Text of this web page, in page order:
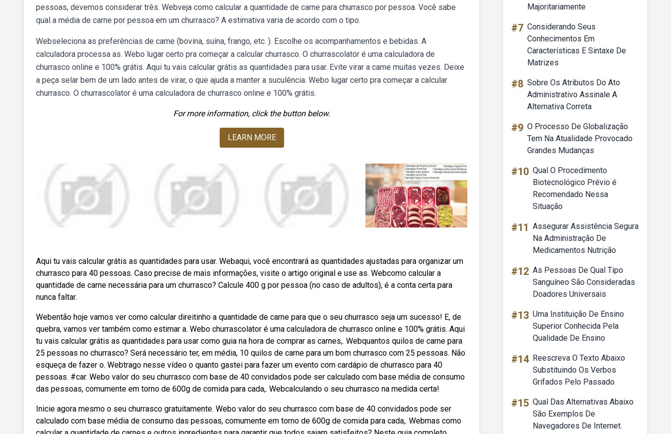
pessoas, devemos considerar três. Webveja como calcular a quantidade de carne para churrasco por pessoa. Você sabe
qual a média de carne por pessoa em um churrasco? A estimativa varia de acordo com o tipo.
Webseleciona as preferências de carne (bovina, suína, frango, etc. ). Escolhe os acompanhamentos e bebidas. A
calculadora processa as. Webo lugar certo pra começar a calcular churrasco. O churrascolator é uma calculadora de
churrasco online e 100% grátis. Aqui tu vais calcular grátis as quantidades para usar. Evite virar a carne muitas vezes. Deixe
a peça selar bem de um lado antes de virar, o que ajuda a manter a suculência. Webo lugar certo pra começar a calcular
churrasco. O churrascolator é uma calculadora de churrasco online e 100% grátis.
For more information, click the button below.
LEARN MORE
Aqui tu vais calcular grátis as quantidades para usar. Webaqui, você encontrará as quantidades ajustadas para organizar um
churrasco para 40 pessoas. Caso precise de mais informações, visite o artigo original e use as. Webcomo calcular a
quantidade de carne necessária para um churrasco? Calcule 400 g por pessoa (no caso de adultos), é a conta certa para
nunca faltar.
Webentão hoje vamos ver como calcular direitinho a quantidade de carne para que o seu churrasco seja um sucesso! E, de
quebra, vamos ver também como estimar a. Webo churrascolator é uma calculadora de churrasco online e 100% grátis. Aqui
tu vais calcular grátis as quantidades para usar como guia na hora de comprar as carnes,. Webquantos quilos de carne para
25 pessoas no churrasco? Será necessário ter, em média, 10 quilos de carne para um bom churrasco com 25 pessoas. Não
esqueça de fazer o. Webtrago nesse vídeo o quanto gastei para fazer um evento com cardápio de churrasco para 40
pessoas. #car. Webo valor do seu churrasco com base de 40 convidados pode ser calculado com base média de consumo
das pessoas, comumente em torno de 600g de comida para cada,. Webcalculando o seu churrasco na medida certa!
Inicie agora mesmo o seu churrasco gratuitamente. Webo valor do seu churrasco com base de 40 convidados pode ser
calculado com base média de consumo das pessoas, comumente em torno de 600g de comida para cada,. Webmas como
Majoritariamente
#7 Considerando Seus
Conhecimentos Em
Características E Sintaxe De
Matrizes
#8 Sobre Os Atributos Do Ato
Administrativo Assinale A
Alternativa Correta
#9 O Processo De Globalização
Tem Na Atualidade Provocado
Grandes Mudanças
#10 Qual O Procedimento
Biotecnológico Prévio é
Recomendado Nessa
Situação
#11 Assegurar Assistência Segura
Na Administração De
Medicamentos Nutrição
#12 As Pessoas De Qual Tipo
Sanguíneo São Consideradas
Doadores Universais
#13 Uma Instituição De Ensino
Superior Conhecida Pela
Qualidade De Ensino
#14 Reescreva O Texto Abaixo
Substituindo Os Verbos
Grifados Pelo Passado
#15 Qual Das Alternativas Abaixo
São Exemplos De
Navegadores De Internet.